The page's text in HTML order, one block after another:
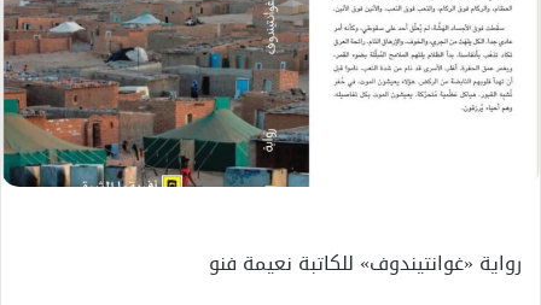
رواية «غوانتيندوف» للكاتبة نعيمة فنو